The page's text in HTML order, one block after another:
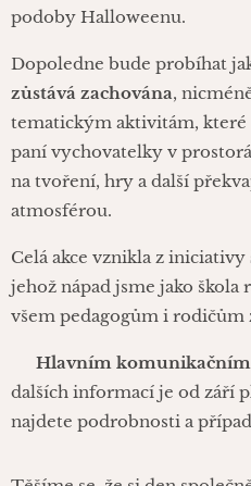
podoby Halloweenu.
Dopoledne bude probíhat
zůstává zachována,
tematickým aktivitám, které
paní vychovatelky v
na tvoření, hry a další
atmosférou.
Celá akce vznikla z iniciativy
jehož nápad jsme jako
všem pedagogům i rodičům
Hlavním
dalších informací je od září
najdete podrobnosti a